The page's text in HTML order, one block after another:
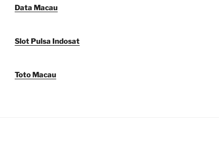
Data Macau
Slot Pulsa Indosat
Toto Macau